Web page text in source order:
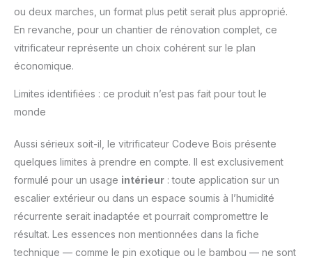
ou deux marches, un format plus petit serait plus approprié.
En revanche, pour un chantier de rénovation complet, ce
vitrificateur représente un choix cohérent sur le plan
économique.
Limites identifiées : ce produit n’est pas fait pour tout le
monde
Aussi sérieux soit-il, le vitrificateur Codeve Bois présente
quelques limites à prendre en compte. Il est exclusivement
formulé pour un usage intérieur : toute application sur un
escalier extérieur ou dans un espace soumis à l’humidité
récurrente serait inadaptée et pourrait compromettre le
résultat. Les essences non mentionnées dans la fiche
technique — comme le pin exotique ou le bambou — ne sont